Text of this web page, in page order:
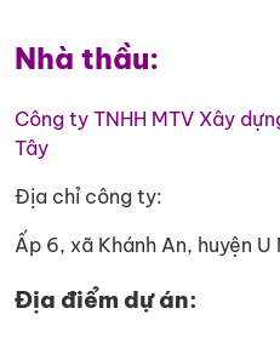
Nhà thầu:
Công ty TNHH MTV Xây
Tây
Địa chỉ công ty:
Ấp 6, xã Khánh An, huyện U
Địa điểm dự án: